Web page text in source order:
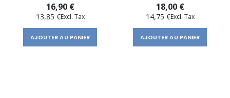
16,90 €
13,85 €
AJOUTER AU PANIER
18,00 €
14,75 €
AJOUTER AU PANIER